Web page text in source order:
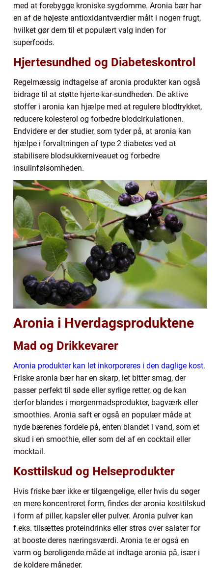
med at forebygge kroniske sygdomme. Aronia bær har
en af de højeste antioxidantværdier målt i nogen frugt,
hvilket gør dem til et populært valg inden for
superfoods.
Hjertesundhed og Diabeteskontrol
Regelmæssig indtagelse af aronia produkter kan også
bidrage til at støtte hjerte-kar-sundheden. De aktive
stoffer i aronia kan hjælpe med at regulere blodtrykket,
reducere kolesterol og forbedre blodcirkulationen.
Endvidere er der studier, som tyder på, at aronia kan
hjælpe i forvaltningen af type 2 diabetes ved at
stabilisere blodsukkerniveauet og forbedre
insulinfølsomheden.
Aronia i Hverdagsproduktene
Mad og Drikkevarer
Aronia produkter kan let inkorporeres i den daglige kost.
Friske aronia bær har en skarp, let bitter smag, der
passer perfekt til søde eller syrlige retter, og de kan
derfor blandes i morgenmadsprodukter, bagværk eller
smoothies. Aronia saft er også en populær måde at
nyde bærenes fordele på, enten blandet i vand, som et
skud i en smoothie, eller som del af en cocktail eller
mocktail.
Kosttilskud og Helseprodukter
Hvis friske bær ikke er tilgængelige, eller hvis du søger
en mere koncentreret form, findes der aronia kosttilskud
i form af piller, kapsler eller pulver. Aronia pulver kan
f.eks. tilsættes proteindrinks eller strøs over salater for
at booste deres næringsværdi. Aronia te er også en
varm og beroligende måde at indtage aronia på, især i
de koldere måneder.